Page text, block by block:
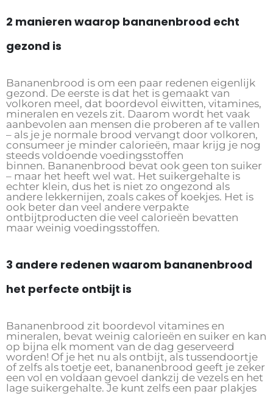
2 manieren waarop bananenbrood echt
gezond is
Bananenbrood is om een ​​paar redenen eigenlijk
gezond. De eerste is dat het is gemaakt van
volkoren meel, dat boordevol eiwitten, vitamines,
mineralen en vezels zit. Daarom wordt het vaak
aanbevolen aan mensen die proberen af ​​te vallen
– als je je normale brood vervangt door volkoren,
consumeer je minder calorieën, maar krijg je nog
steeds voldoende voedingsstoffen
binnen. Bananenbrood bevat ook geen ton suiker
– maar het heeft wel wat. Het suikergehalte is
echter klein, dus het is niet zo ongezond als
andere lekkernijen, zoals cakes of koekjes. Het is
ook beter dan veel andere verpakte
ontbijtproducten die veel calorieën bevatten
maar weinig voedingsstoffen.
3 andere redenen waarom bananenbrood
het perfecte ontbijt is
Bananenbrood zit boordevol vitamines en
mineralen, bevat weinig calorieën en suiker en kan
op bijna elk moment van de dag geserveerd
worden! Of je het nu als ontbijt, als tussendoortje
of zelfs als toetje eet, bananenbrood geeft je zeker
een vol en voldaan gevoel dankzij de vezels en het
lage suikergehalte. Je kunt zelfs een paar plakjes